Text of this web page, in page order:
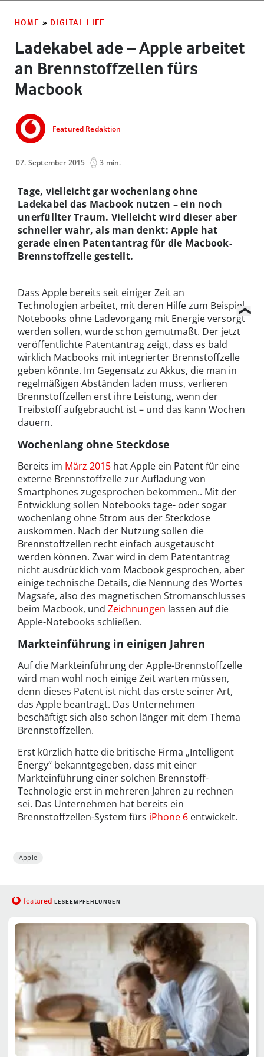
HOME » DIGITAL LIFE
Ladekabel ade – Apple arbeitet
an Brennstoffzellen fürs
Macbook
Featured Redaktion
07. September 2015 3 min.
Tage, vielleicht gar wochenlang ohne
Ladekabel das Macbook nutzen – ein noch
unerfüllter Traum. Vielleicht wird dieser aber
schneller wahr, als man denkt: Apple hat
gerade einen Patentantrag für die Macbook-
Brennstoffzelle gestellt.
Dass Apple bereits seit einiger Zeit an
Technologien arbeitet, mit deren Hilfe zum Beispiel
Notebooks ohne Ladevorgang mit Energie versorgt
werden sollen, wurde schon gemutmaßt. Der jetzt
veröffentlichte Patentantrag zeigt, dass es bald
wirklich Macbooks mit integrierter Brennstoffzelle
geben könnte. Im Gegensatz zu Akkus, die man in
regelmäßigen Abständen laden muss, verlieren
Brennstoffzellen erst ihre Leistung, wenn der
Treibstoff aufgebraucht ist – und das kann Wochen
dauern.
Wochenlang ohne Steckdose
Bereits im März 2015 hat Apple ein Patent für eine
externe Brennstoffzelle zur Aufladung von
Smartphones zugesprochen bekommen.. Mit der
Entwicklung sollen Notebooks tage- oder sogar
wochenlang ohne Strom aus der Steckdose
auskommen. Nach der Nutzung sollen die
Brennstoffzellen recht einfach ausgetauscht
werden können. Zwar wird in dem Patentantrag
nicht ausdrücklich vom Macbook gesprochen, aber
einige technische Details, die Nennung des Wortes
Magsafe, also des magnetischen Stromanschlusses
beim Macbook, und Zeichnungen lassen auf die
Apple-Notebooks schließen.
Markteinführung in einigen Jahren
Auf die Markteinführung der Apple-Brennstoffzelle
wird man wohl noch einige Zeit warten müssen,
denn dieses Patent ist nicht das erste seiner Art,
das Apple beantragt. Das Unternehmen
beschäftigt sich also schon länger mit dem Thema
Brennstoffzellen.
Erst kürzlich hatte die britische Firma „Intelligent
Energy“ bekanntgegeben, dass mit einer
Markteinführung einer solchen Brennstoff-
Technologie erst in mehreren Jahren zu rechnen
sei. Das Unternehmen hat bereits ein
Brennstoffzellen-System fürs iPhone 6 entwickelt.
Apple
featured LESEEMPFEHLUNGEN